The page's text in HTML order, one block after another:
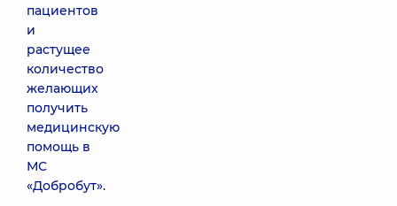
пациентов
и
растущее
количество
желающих
получить
медицинскую
помощь в
МС
«Добробут».